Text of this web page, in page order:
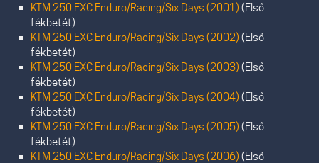
KTM 250 EXC Enduro/Racing/Six Days (2001) (Első
fékbetét)
KTM 250 EXC Enduro/Racing/Six Days (2002) (Első
fékbetét)
KTM 250 EXC Enduro/Racing/Six Days (2003) (Első
fékbetét)
KTM 250 EXC Enduro/Racing/Six Days (2004) (Első
fékbetét)
KTM 250 EXC Enduro/Racing/Six Days (2005) (Első
fékbetét)
KTM 250 EXC Enduro/Racing/Six Days (2006) (Első